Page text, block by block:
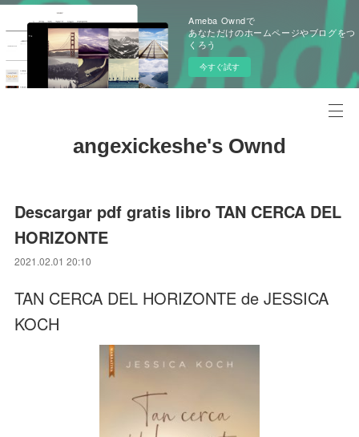
Ameba Owndで
あなただけのホームページやブログをつ
くろう
今すぐ試す
angexickeshe's Ownd
Descargar pdf gratis libro TAN CERCA DEL
HORIZONTE
2021.02.01 20:10
TAN CERCA DEL HORIZONTE de JESSICA
KOCH